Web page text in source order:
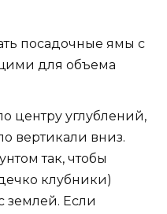
посадочные ямы с
для объема
центру углублений,
вертикали вниз.
так, чтобы
клубники)
землей. Если